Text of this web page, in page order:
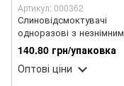
Артикул: 000362
Слиновідсмоктувачі
одноразові з незнімним
ковпачком (100 шт/уп)
140.80 грн/упаковка
Оптові ціни